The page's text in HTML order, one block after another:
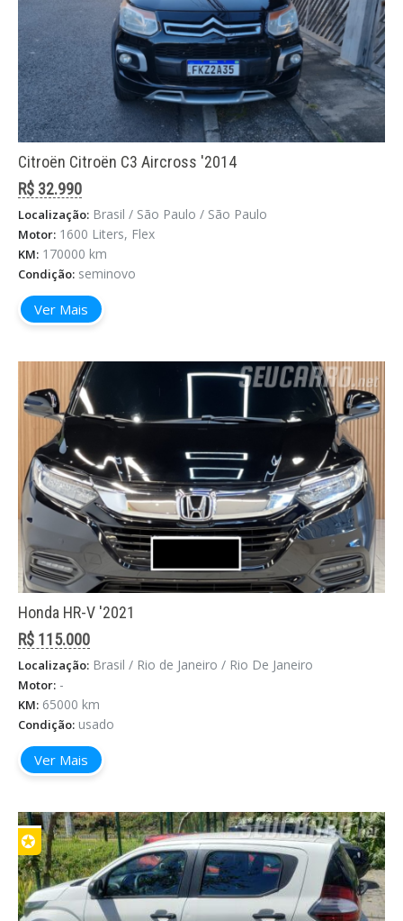
Citroën Citroën C3 Aircross '2014
R$ 32.990
Localização: Brasil / São Paulo / São Paulo
Motor: 1600 Liters, Flex
KM: 170000 km
Condição: seminovo
Ver Mais
Honda HR-V '2021
R$ 115.000
Localização: Brasil / Rio de Janeiro / Rio De Janeiro
Motor: -
KM: 65000 km
Condição: usado
Ver Mais
✪